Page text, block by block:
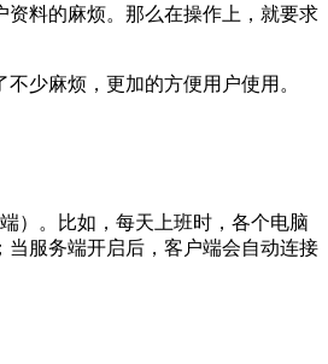
料的麻烦。那么在操作上，就要求
少麻烦，更加的方便用户使用。
）。比如，每天上班时，各个电脑
服务端开启后，客户端会自动连接